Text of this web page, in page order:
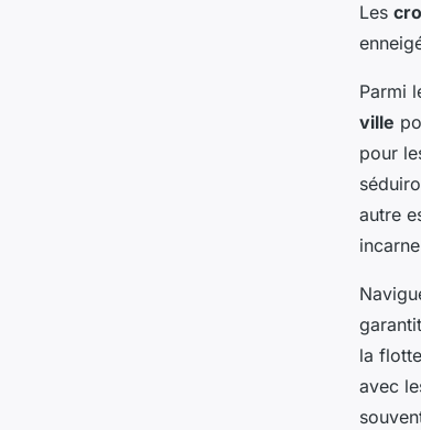
Les
Parmi
ville
pour
autre
la
avec